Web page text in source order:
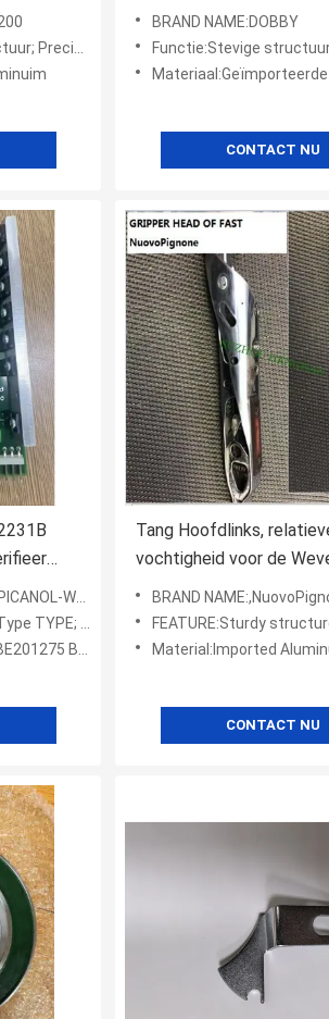
duurzaamheid
Staubli
BRAND NAME:DOBBY
Functie:Stevige structuur; Nauwkeurig
CONTACT NU
IN CHINA TYPE
BE208064
Tang Hoofdlinks,
vochtigheid voor de
Machinedelen van Snelle
BRAND NAME:,NuovoPignone'
FEATURE:Sturdy structure;Precision-
Material:Imported
CONTACT NU